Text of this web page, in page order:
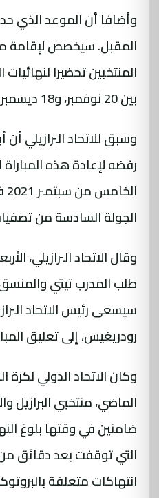
المقبل. سيخصص لإقامة
المنتخبين تحضيرا
بين 20 نوفمبر، و18 ديسمبر المقبلين.
وسبق للاتحاد البرازيلي أن
رفضه لإعادة هذه
الجولة السادسة من
وقال الاتحاد البرازيلي،
طلب المدرب تيتي والمنسق
سيسعى رئيس الاتحاد
رودريغيس، إلى تعليق
وكان الاتحاد الدولي لكرة
الماضي، منتخبي البرازيل
ضامنين في وقتها بلوغ
التي توقفت بعد دقائق
انتهاكات متعلقة